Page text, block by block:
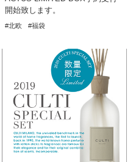
開始致します。
北欧 福袋